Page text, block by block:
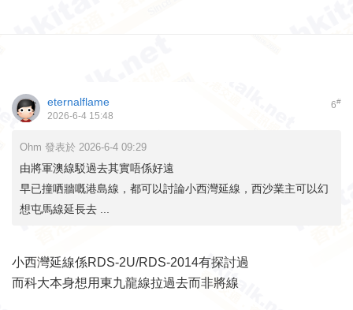
6#
eternalflame
2026-6-4 15:48
Ohm 發表於 2026-6-4 09:29
由將軍澳線駁過去其實唔係好遠
早已撞哂牆嘅港島線，都可以討論小西灣延線，西沙業主可以幻
想屯馬線延長去 ...
小西灣延線係RDS-2U/RDS-2014有探討過
而科大本身想用東九龍線拉過去而非將線